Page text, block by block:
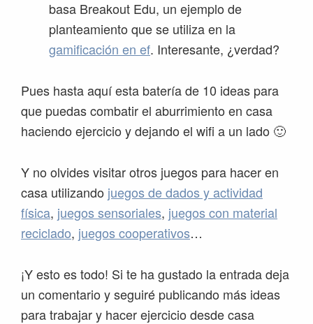
basa Breakout Edu, un ejemplo de
planteamiento que se utiliza en la
gamificación en ef. Interesante, ¿verdad?
Pues hasta aquí esta batería de 10 ideas para
que puedas combatir el aburrimiento en casa
haciendo ejercicio y dejando el wifi a un lado 🙂
Y no olvides visitar otros juegos para hacer en
casa utilizando juegos de dados y actividad
física, juegos sensoriales, juegos con material
reciclado, juegos cooperativos…
¡Y esto es todo! Si te ha gustado la entrada deja
un comentario y seguiré publicando más ideas
para trabajar y hacer ejercicio desde casa